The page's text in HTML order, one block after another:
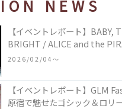
NEWS
【イベントレポート】BABY,
BRIGHT / ALICE and the
COLLECTION in TOKYO
2026/02/04〜
【イベントレポート】GLM
原宿で魅せたゴシック＆ロリ